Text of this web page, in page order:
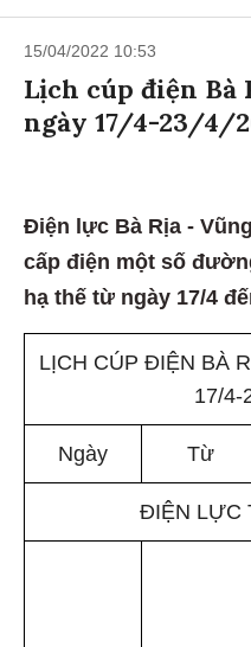
15/04/2022 10:53
Lịch cúp điện Bà
ngày 17/4-23/4/
Điện lực Bà Rịa -
cấp điện một số
hạ thế từ ngày 17/4
LỊCH CÚP ĐIỆN BÀ
17/4-
Ngày Từ
ĐIỆN LỰC